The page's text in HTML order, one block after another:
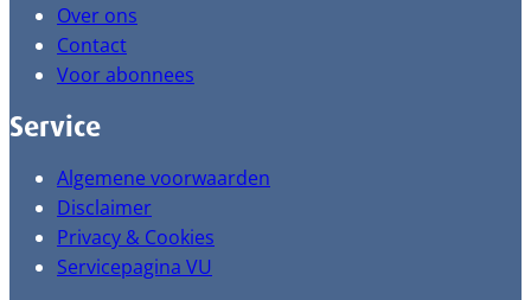
Over ons
Contact
Voor abonnees
Service
Algemene voorwaarden
Disclaimer
Privacy & Cookies
Servicepagina VU